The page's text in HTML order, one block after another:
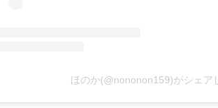
ほのか(@nononon159)がシェア